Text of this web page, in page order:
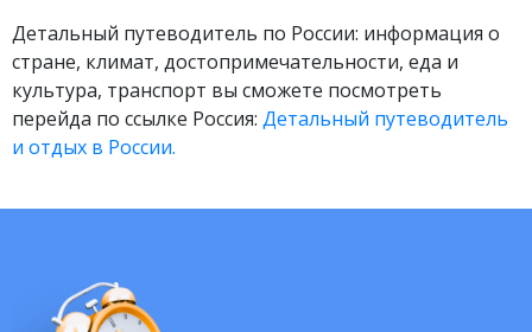
Детальный путеводитель по России: информация о
стране, климат, достопримечательности, еда и
культура, транспорт вы сможете посмотреть
перейда по ссылке Россия: Детальный путеводитель
и отдых в России.